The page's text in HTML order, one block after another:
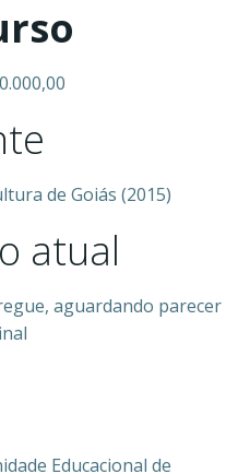
de Goiás (2015)
atual
aguardando parecer
Educacional de